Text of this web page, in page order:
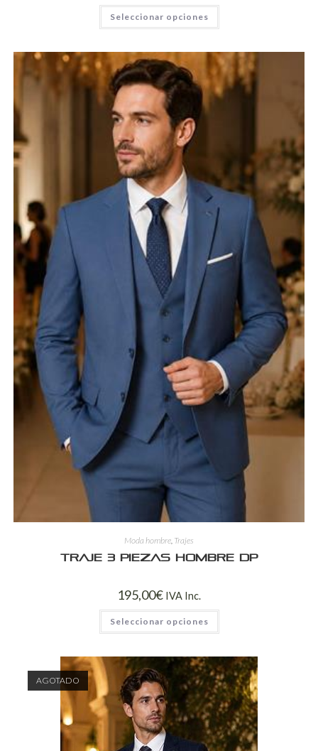
Seleccionar opciones
Moda hombre Trajes
Traje 3 Piezas Hombre DP
195,00€ IVA Inc.
Seleccionar opciones
AGOTADO